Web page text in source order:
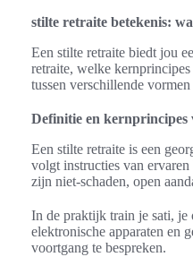
stilte retraite betekenis:
Een stilte retraite biedt jou
retraite, welke
tussen verschillende
Definitie en kernprincipes
Een stilte retraite is een
volgt instructies van
zijn niet-schaden, open
In de praktijk train je sati, je
elektronische apparaten en
voortgang te bespreken.